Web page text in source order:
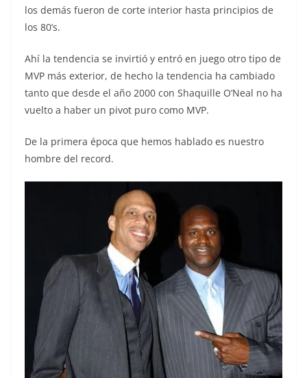
los demás fueron de corte interior hasta principios de
los 80’s.
Ahí la tendencia se invirtió y entró en juego otro tipo de
MVP más exterior, de hecho la tendencia ha cambiado
tanto que desde el año 2000 con Shaquille O’Neal no ha
vuelto a haber un pivot puro como MVP.
De la primera época que hemos hablado es nuestro
hombre del record.